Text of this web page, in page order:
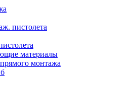
пистолета
материалы
монтажа